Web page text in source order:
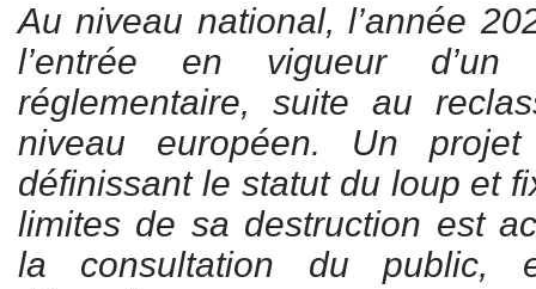
Au niveau national, l’année
l’entrée en vigueur d’un
réglementaire, suite au
niveau européen. Un projet
définissant le statut du loup et
limites de sa destruction est
la consultation du public,